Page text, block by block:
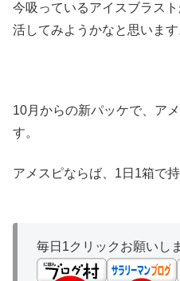
今吸っているアイスブラス
活してみようかなと思います
10月からの新パッケで、ア
す。
アメスピならば、1日1箱で
毎日1クリックお願いし